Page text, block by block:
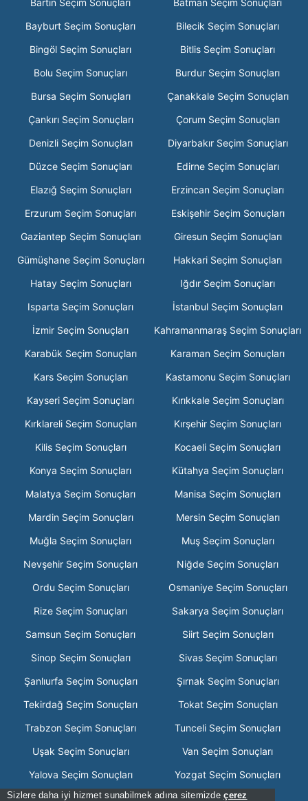
Sizlere daha iyi hizmet sunabilmek adına sitemizdeçerez
Bartın Seçim Sonuçları
Batman Seçim Sonuçları
Bayburt Seçim Sonuçları
Bilecik Seçim Sonuçları
Bingöl Seçim Sonuçları
Bitlis Seçim Sonuçları
Bolu Seçim Sonuçları
Burdur Seçim Sonuçları
Bursa Seçim Sonuçları
Çanakkale Seçim Sonuçları
Çankırı Seçim Sonuçları
Çorum Seçim Sonuçları
Denizli Seçim Sonuçları
Diyarbakır Seçim Sonuçları
Düzce Seçim Sonuçları
Edirne Seçim Sonuçları
Elazığ Seçim Sonuçları
Erzincan Seçim Sonuçları
Erzurum Seçim Sonuçları
Eskişehir Seçim Sonuçları
Gaziantep Seçim Sonuçları
Giresun Seçim Sonuçları
Gümüşhane Seçim Sonuçları
Hakkari Seçim Sonuçları
Hatay Seçim Sonuçları
Iğdır Seçim Sonuçları
Isparta Seçim Sonuçları
İstanbul Seçim Sonuçları
İzmir Seçim Sonuçları
Kahramanmaraş Seçim Sonuçları
Karabük Seçim Sonuçları
Karaman Seçim Sonuçları
Kars Seçim Sonuçları
Kastamonu Seçim Sonuçları
Kayseri Seçim Sonuçları
Kırıkkale Seçim Sonuçları
Kırklareli Seçim Sonuçları
Kırşehir Seçim Sonuçları
Kilis Seçim Sonuçları
Kocaeli Seçim Sonuçları
Konya Seçim Sonuçları
Kütahya Seçim Sonuçları
Malatya Seçim Sonuçları
Manisa Seçim Sonuçları
Mardin Seçim Sonuçları
Mersin Seçim Sonuçları
Muğla Seçim Sonuçları
Muş Seçim Sonuçları
Nevşehir Seçim Sonuçları
Niğde Seçim Sonuçları
Ordu Seçim Sonuçları
Osmaniye Seçim Sonuçları
Rize Seçim Sonuçları
Sakarya Seçim Sonuçları
Samsun Seçim Sonuçları
Siirt Seçim Sonuçları
Sinop Seçim Sonuçları
Sivas Seçim Sonuçları
Şanlıurfa Seçim Sonuçları
Şırnak Seçim Sonuçları
Tekirdağ Seçim Sonuçları
Tokat Seçim Sonuçları
Trabzon Seçim Sonuçları
Tunceli Seçim Sonuçları
Uşak Seçim Sonuçları
Van Seçim Sonuçları
Yalova Seçim Sonuçları
Yozgat Seçim Sonuçları
Zonguldak Seçim Sonuçları